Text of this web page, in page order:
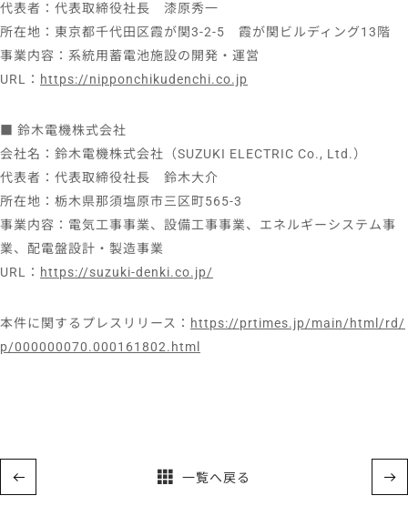
代表者：代表取締役社長 漆原秀一
所在地：東京都千代田区霞が関3-2-5 霞が関ビルディング13階
事業内容：系統用蓄電池施設の開発・運営
URL： https://nipponchikudenchi.co.jp
■ 鈴木電機株式会社
会社名：鈴木電機株式会社（SUZUKI ELECTRIC Co., Ltd.）
代表者：代表取締役社長 鈴木大介
所在地：栃木県那須塩原市三区町565-3
事業内容：電気工事事業、設備工事事業、エネルギーシステム事
業、配電盤設計・製造事業
URL： https://suzuki-denki.co.jp/
本件に関するプレスリリース： https://prtimes.jp/main/html/rd/
p/000000070.000161802.html
一覧へ戻る